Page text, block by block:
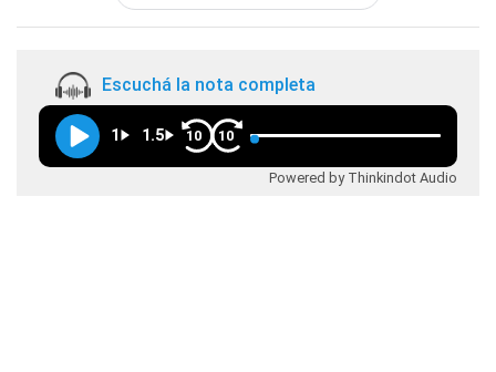
Escuchá la nota completa
1 1.5 10 10
Powered by Thinkindot Audio